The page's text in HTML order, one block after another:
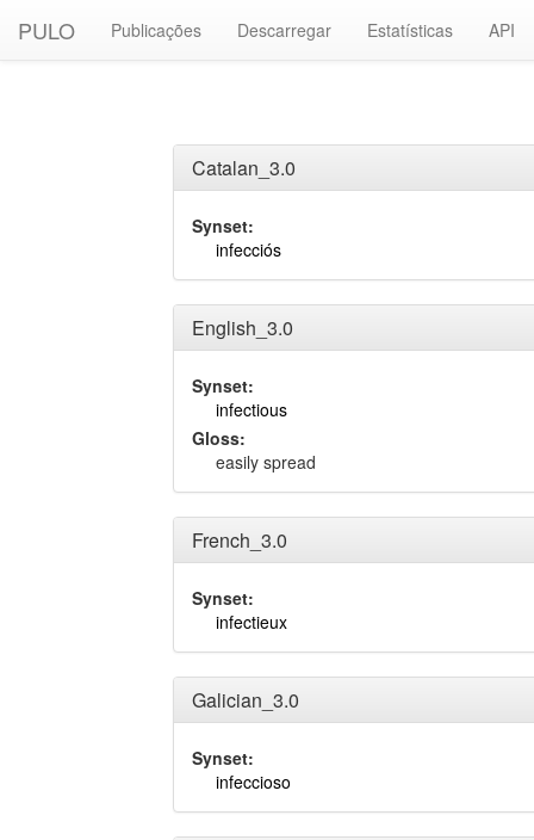
PULO Publicações Descarregar Estatísticas API
Catalan_3.0
Synset:
infecciós
English_3.0
Synset:
infectious
Gloss:
easily spread
French_3.0
Synset:
infectieux
Galician_3.0
Synset:
infeccioso